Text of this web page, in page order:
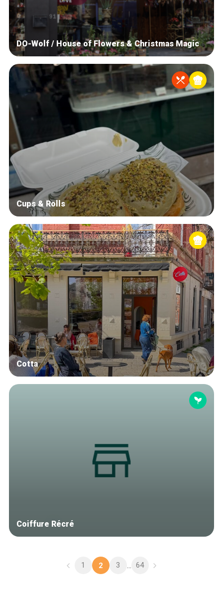
DO-Wolf / House of Flowers & Christmas Magic
Cups & Rolls
Cotta
Coiffure Récré
1 2 3 ... 64